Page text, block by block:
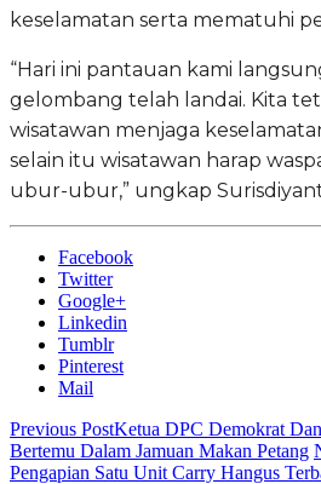
keselamatan serta mematuhi
“Hari ini pantauan kami
gelombang telah landai. Kita
wisatawan menjaga
selain itu wisatawan harap
ubur-ubur,” ungkap
Facebook
Twitter
Google+
Linkedin
Tumblr
Pinterest
Mail
Previous PostKetua DPC Demokrat
Bertemu Dalam Jamuan Makan Petang
Pengapian Satu Unit Carry Hangus